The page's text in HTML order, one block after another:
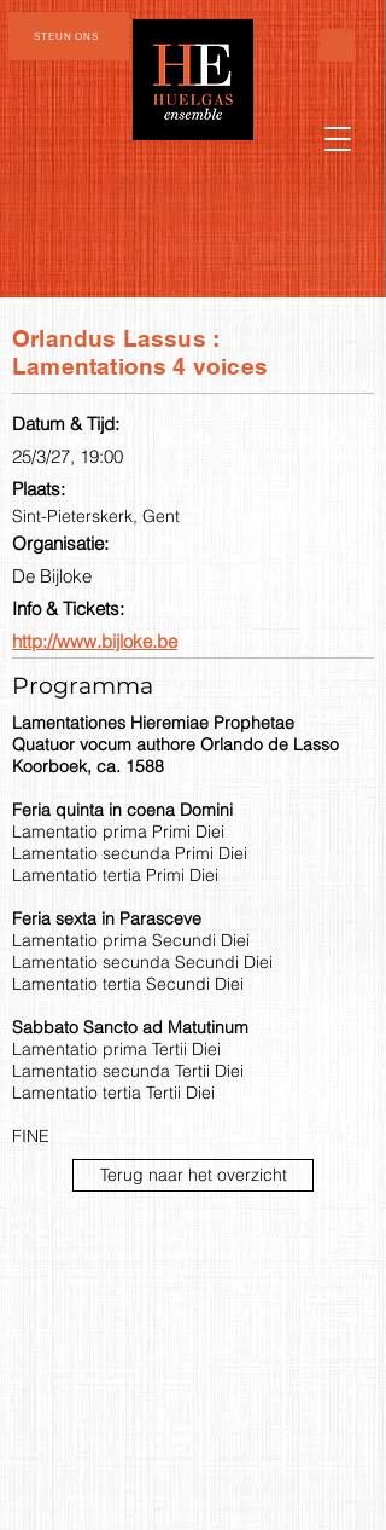
STEUN ONS
Orlandus Lassus :
Lamentations 4 voices
Datum & Tijd:
25/3/27, 19:00
Plaats:
Sint-Pieterskerk, Gent
Organisatie:
De Bijloke
Info & Tickets:
http://www.bijloke.be
Programma
Lamentationes Hieremiae Prophetae
Quatuor vocum authore Orlando de Lasso
Koorboek, ca. 1588
Feria quinta in coena Domini
Lamentatio prima Primi Diei
Lamentatio secunda Primi Diei
Lamentatio tertia Primi Diei
Feria sexta in Parasceve
Lamentatio prima Secundi Diei
Lamentatio secunda Secundi Diei
Lamentatio tertia Secundi Diei
Sabbato Sancto ad Matutinum
Lamentatio prima Tertii Diei
Lamentatio secunda Tertii Diei
Lamentatio tertia Tertii Diei
FINE
Terug naar het overzicht